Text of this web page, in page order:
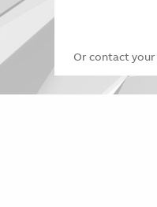
Or contact your